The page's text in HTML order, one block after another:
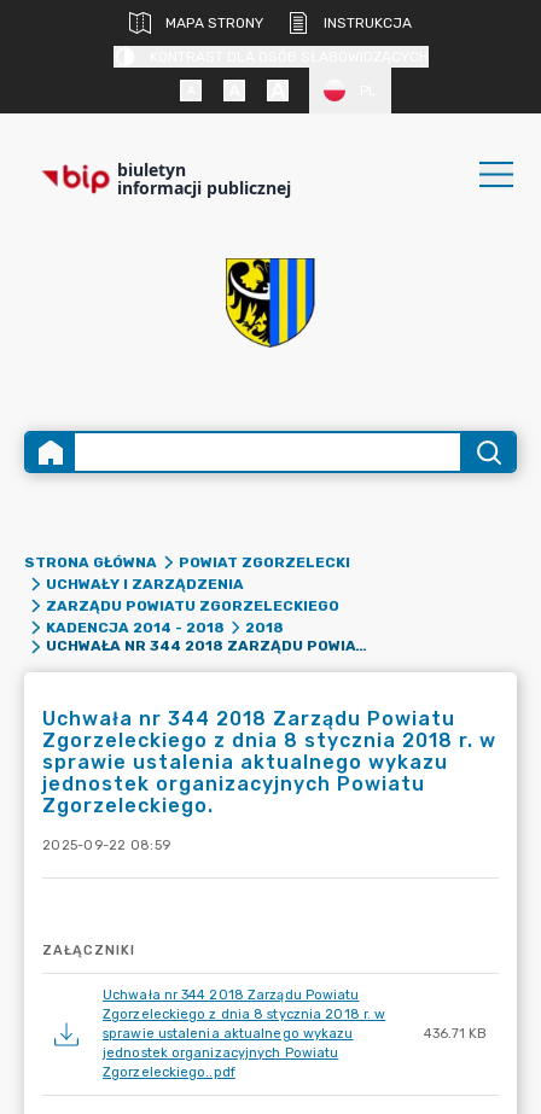
MAPA STRONY
INSTRUKCJA
biuletyn
informacji publicznej
STRONA GŁÓWNA
POWIAT ZGORZELECKI
UCHWAŁY I ZARZĄDZENIA
ZARZĄDU POWIATU ZGORZELECKIEGO
KADENCJA 2014 - 2018
2018
UCHWAŁA NR 344 2018 ZARZĄDU POWIATU ZGORZELECKIEGO Z DNIA 8 STYCZNIA 2018 R. W SPRAWIE USTALENIA AKTUALNEGO WYKAZU JEDNOSTEK ORGANIZACYJNYCH POWIATU ZGORZELECKIEGO.
Uchwała nr 344 2018 Zarządu Powiatu
Zgorzeleckiego z dnia 8 stycznia 2018 r. w
sprawie ustalenia aktualnego wykazu
jednostek organizacyjnych Powiatu
Zgorzeleckiego.
2025-09-22 08:59
ZAŁĄCZNIKI
Uchwała nr 344 2018 Zarządu Powiatu
Zgorzeleckiego z dnia 8 stycznia 2018 r. w
sprawie ustalenia aktualnego wykazu
jednostek organizacyjnych Powiatu
Zgorzeleckiego..pdf
436.71 KB